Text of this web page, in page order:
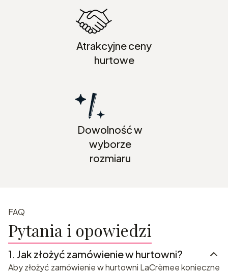
Atrakcyjne ceny
hurtowe
Dowolność w
wyborze
rozmiaru
FAQ
Pytania i opowiedzi
1. Jak złożyć zamówienie w hurtowni?
Aby złożyć zamówienie w hurtowni LaCrèmee konieczne